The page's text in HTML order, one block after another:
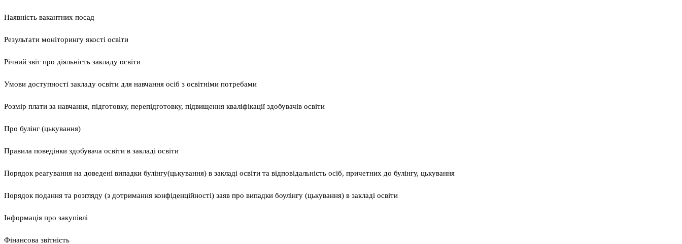
Наявність вакантних посад
Результати моніторингу якості освіти
Річний звіт про діяльність закладу освіти
Умови доступності закладу освіти для навчання осіб з освітніми потребами
Розмір плати за навчання, підготовку, перепідготовку, підвищення кваліфікації здобувачів освіти
Про булінг (цькування)
Правила поведінки здобувача освіти в закладі освіти
Порядок реагування на доведені випадки булінгу(цькування) в закладі освіти та відповідальність осіб, причетних до булінгу, цькування
Порядок подання та розгляду (з дотримання конфіденційності) заяв про випадки боулінгу (цькування) в закладі освіти
Інформація про закупівлі
Фінансова звітність